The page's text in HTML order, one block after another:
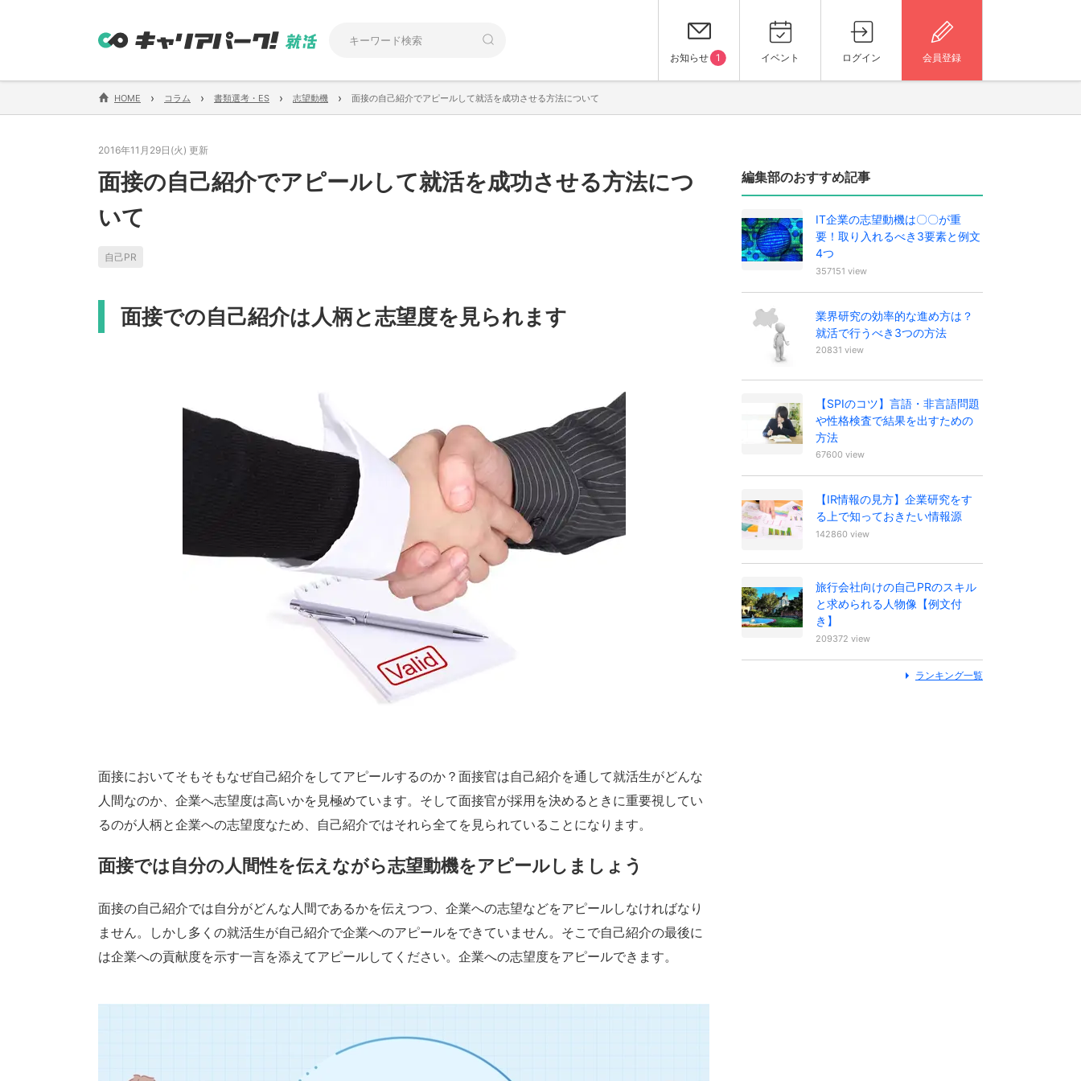
お知らせ 1 イベント ログイン 会員登録
HOME › コラム › 書類選考・ES › 志望動機 › 面接の自己紹介でアピールして就活を成功させる方法について
2016年11月29日(火) 更新
面接の自己紹介でアピールして就活を成功させる方法につ
いて
自己PR
面接での自己紹介は人柄と志望度を見られます
面接においてそもそもなぜ自己紹介をしてアピールするのか？面接官は自己紹介を通して就活生がどんな
人間なのか、企業へ志望度は高いかを見極めています。そして面接官が採用を決めるときに重要視してい
るのが人柄と企業への志望度なため、自己紹介ではそれら全てを見られていることになります。
面接では自分の人間性を伝えながら志望動機をアピールしましょう
面接の自己紹介では自分がどんな人間であるかを伝えつつ、企業への志望などをアピールしなければなり
ません。しかし多くの就活生が自己紹介で企業へのアピールをできていません。そこで自己紹介の最後に
は企業への貢献度を示す一言を添えてアピールしてください。企業への志望度をアピールできます。
編集部のおすすめ記事
IT企業の志望動機は〇〇が重
要！取り入れるべき3要素と例文
4つ
357151 view
業界研究の効率的な進め方は？
就活で行うべき3つの方法
20831 view
【SPIのコツ】言語・非言語問題
や性格検査で結果を出すための
方法
67600 view
【IR情報の見方】企業研究をす
る上で知っておきたい情報源
142860 view
旅行会社向けの自己PRのスキル
と求められる人物像【例文付
き】
209372 view
ランキング一覧